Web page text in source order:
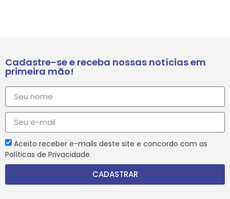
Cadastre-se e receba nossas notícias em
primeira mão!
Aceito receber e-mails deste site e concordo com as
Políticas de Privacidade.
CADASTRAR